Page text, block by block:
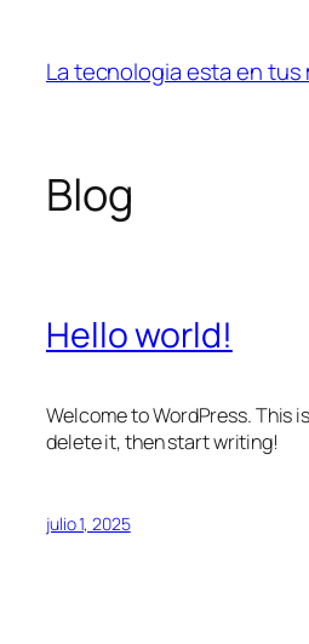
contenido
La tecnologia esta en tus
Blog
Hello world!
Welcome to WordPress. This
delete it, then start writing!
julio 1, 2025